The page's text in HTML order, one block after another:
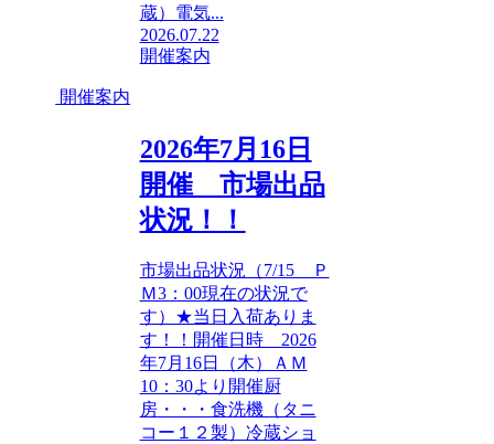
蔵）電気...
2026.07.22
開催案内
開催案内
2026年7月16日
開催 市場出品
状況！！
市場出品状況（7/15 Ｐ
Ｍ3：00現在の状況で
す）★当日入荷ありま
す！！開催日時 2026
年7月16日（木）ＡＭ
10：30より開催厨
房・・・食洗機（タニ
コー１２製）冷蔵ショ